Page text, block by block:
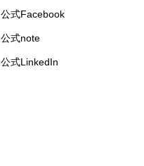
公式Facebook
公式note
公式LinkedIn